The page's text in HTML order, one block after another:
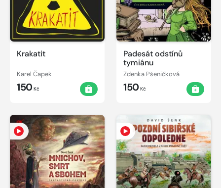
Krakatit
Karel Čapek
150Kč
Padesát odstínů
tymiánu
Zdenka Pšeničková
150Kč